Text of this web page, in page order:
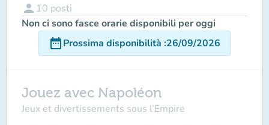
person 10 posti
Non ci sono fasce orarie disponibili per oggi
date_rangeProssima disponibilità :26/09/2026
Jouez avec Napoléon
Jeux et divertissements sous l’Empire